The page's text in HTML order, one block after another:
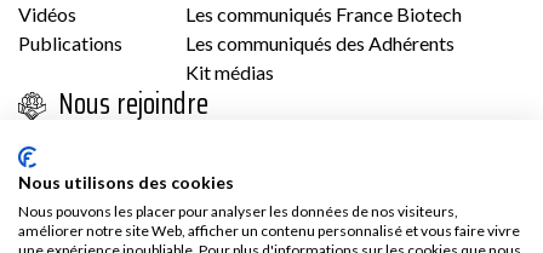
33 43 av Georges Pompidou 31130 Balma
France
Vidéos
Publications
Les communiqués France Biotech
Les communiqués des Adhérents
Kit médias
Nous rejoindre
Adhésion
Les avantages d’adhérer à France Biotech
Accès adhérent
Nous utilisons des cookies
Nous pouvons les placer pour analyser les données de nos visiteurs,
améliorer notre site Web, afficher un contenu personnalisé et vous faire vivre